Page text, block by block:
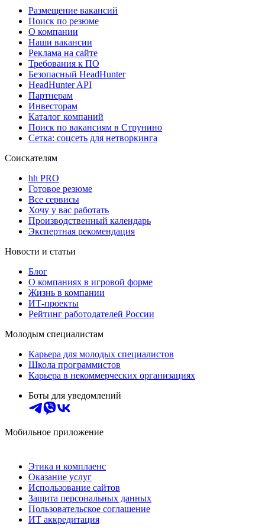
Размещение вакансий
Поиск по резюме
О компании
Наши вакансии
Реклама на сайте
Требования к ПО
Безопасный HeadHunter
HeadHunter API
Партнерам
Инвесторам
Каталог компаний
Поиск по вакансиям в Струнино
Сетка: соцсеть для нетворкинга
Соискателям
hh PRO
Готовое резюме
Все сервисы
Хочу у вас работать
Производственный календарь
Экспертная рекомендация
Новости и статьи
Блог
О компаниях в игровой форме
Жизнь в компании
ИТ-проекты
Рейтинг работодателей России
Молодым специалистам
Карьера для молодых специалистов
Школа программистов
Карьера в некоммерческих организациях
Боты для уведомлений
Мобильное приложение
Этика и комплаенс
Оказание услуг
Использование сайтов
Защита персональных данных
Пользовательское соглашение
ИТ аккредитация